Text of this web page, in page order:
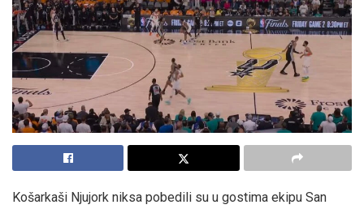
Košarkaši Njujork niksa pobedili su u gostima ekipu San